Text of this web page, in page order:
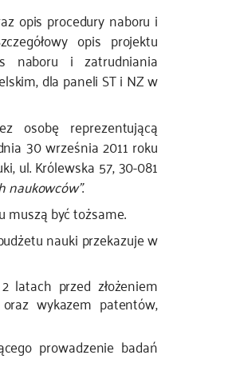
opis procedury naboru i
opis projektu
naboru i zatrudniania
dla paneli ST i NZ w
osobę reprezentującą
30 września 2011 roku
ul. Królewska 57, 30-081
naukowców".
muszą być tożsame.
nauki przekazuje w
przed złożeniem
wykazem patentów,
prowadzenie badań